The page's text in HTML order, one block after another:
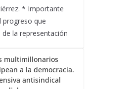
* Importante
progreso que
la representación
multimillonarios
a la democracia.
antisindical